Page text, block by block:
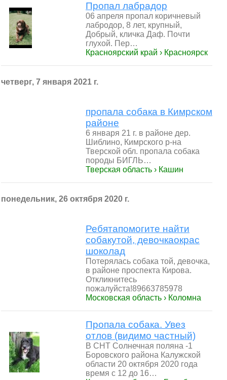
Пропал лабрадор
06 апреля пропал коричневый
лабродор, 8 лет, крупный,
Добрый, кличка Даф. Почти
глухой. Пер…
Красноярский край › Красноярск
четверг, 7 января 2021 г.
пропала собака в Кимрском
районе
6 января 21 г. в районе дер.
Шиблино, Кимрского р-на
Тверской обл. пропала собака
породы БИГЛЬ…
Тверская область › Кашин
понедельник, 26 октября 2020 г.
Ребятапомогите найти
собакутой, девочкаокрас
шоколад
Потерялась собака той, девочка,
в районе проспекта Кирова.
Откликнитесь
пожалуйста!89663785978
Московская область › Коломна
Пропала собака. Увез
отлов (видимо частный)
В СНТ Солнечная поляна -1
Боровского района Калужской
области 20 октября 2020 года
время с 12 до 16…